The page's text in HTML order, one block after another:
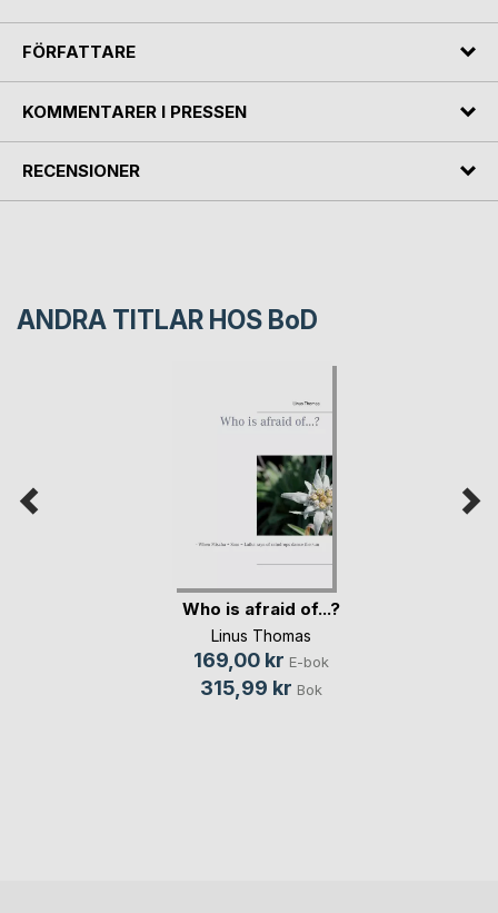
FÖRFATTARE
KOMMENTARER I PRESSEN
RECENSIONER
ANDRA TITLAR HOS BoD
Who is afraid of...?
Linus Thomas
169,00 kr E-bok
315,99 kr Bok